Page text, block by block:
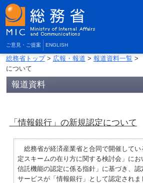
ご意見・ご提案 ENGLISH
総務省トップ> 広報・報道 > 報道資料一覧>
について
報道資料
「情報銀行」の新規認定について
総務省が経済産業省と合同で開催してい
定スキームの在り方に関する検討会」に
信託機能の認定に係る指針」に基づき、
サービスが「情報銀行」として認定されま